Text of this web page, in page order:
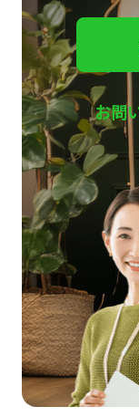
お問